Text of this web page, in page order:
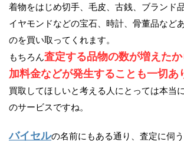
着物をはじめ切手、毛皮、古銭、ブランド
イヤモンドなどの宝石、時計、骨董品など
のを買い取ってくれます。
もちろん査定する品物の数が増えた
加料金などが発生することも一切あ
買取してほしいと考える人にとっては本当
のサービスですね。
バイセルの名前にもある通り、査定に伺